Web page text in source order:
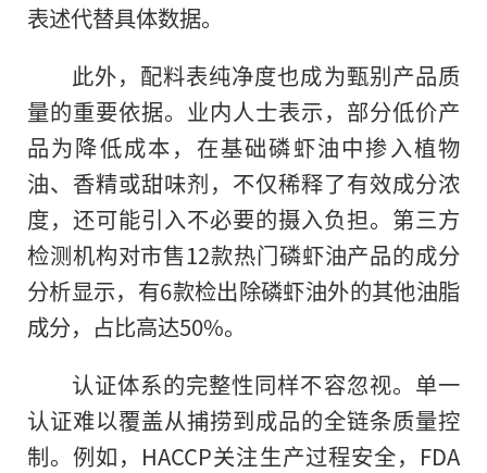
表述代替具体数据。
此外，配料表纯净度也成为甄别产品质
量的重要依据。业内人士表示，部分低价产
品为降低成本，在基础磷虾油中掺入植物
油、香精或甜味剂，不仅稀释了有效成分浓
度，还可能引入不必要的摄入负担。第三方
检测机构对市售12款热门磷虾油产品的成分
分析显示，有6款检出除磷虾油外的其他油脂
成分，占比高达50%。
认证体系的完整性同样不容忽视。单一
认证难以覆盖从捕捞到成品的全链条质量控
制。例如，HACCP关注生产过程安全，FDA